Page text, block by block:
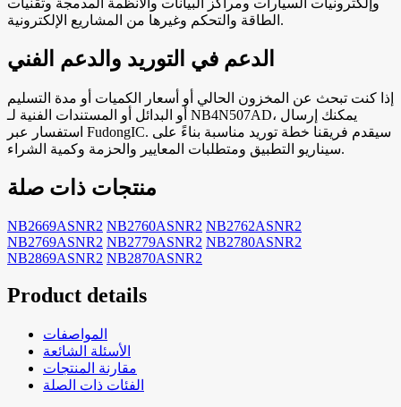
الطاقة والتحكم وغيرها من المشاريع الإلكترونية.
الدعم في التوريد والدعم الفني
إذا كنت تبحث عن المخزون الحالي أو أسعار الكميات أو مدة التسليم
أو البدائل أو المستندات الفنية لـ NB4N507AD، يمكنك إرسال
استفسار عبر FudongIC. سيقدم فريقنا خطة توريد مناسبة بناءً على
سيناريو التطبيق ومتطلبات المعايير والحزمة وكمية الشراء.
منتجات ذات صلة
NB2669ASNR2 NB2760ASNR2 NB2762ASNR2
NB2769ASNR2 NB2779ASNR2 NB2780ASNR2
NB2869ASNR2 NB2870ASNR2
Product details
المواصفات
الأسئلة الشائعة
مقارنة المنتجات
الفئات ذات الصلة